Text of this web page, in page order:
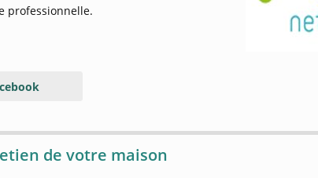
professionnelle.
de votre maison